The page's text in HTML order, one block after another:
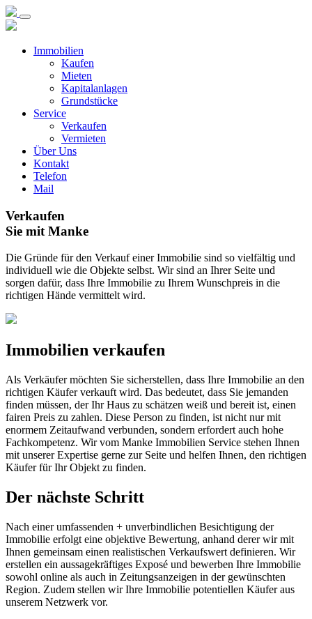
Immobilien
Kaufen
Mieten
Kapitalanlagen
Grundstücke
Service
Verkaufen
Vermieten
Über Uns
Kontakt
Telefon
Mail
Verkaufen
Sie mit Manke
Die Gründe für den Verkauf einer Immobilie sind so vielfältig und
individuell wie die Objekte selbst. Wir sind an Ihrer Seite und
sorgen dafür, dass Ihre Immobilie zu Ihrem Wunschpreis in die
richtigen Hände vermittelt wird.
Immobilien verkaufen
Als Verkäufer möchten Sie sicherstellen, dass Ihre Immobilie an den
richtigen Käufer verkauft wird. Das bedeutet, dass Sie jemanden
finden müssen, der Ihr Haus zu schätzen weiß und bereit ist, einen
fairen Preis zu zahlen. Diese Person zu finden, ist nicht nur mit
enormem Zeitaufwand verbunden, sondern erfordert auch hohe
Fachkompetenz. Wir vom Manke Immobilien Service stehen Ihnen
mit unserer Expertise gerne zur Seite und helfen Ihnen, den richtigen
Käufer für Ihr Objekt zu finden.
Der nächste Schritt
Nach einer umfassenden + unverbindlichen Besichtigung der
Immobilie erfolgt eine objektive Bewertung, anhand derer wir mit
Ihnen gemeinsam einen realistischen Verkaufswert definieren. Wir
erstellen ein aussagekräftiges Exposé und bewerben Ihre Immobilie
sowohl online als auch in Zeitungsanzeigen in der gewünschten
Region. Zudem stellen wir Ihre Immobilie potentiellen Käufer aus
unserem Netzwerk vor.